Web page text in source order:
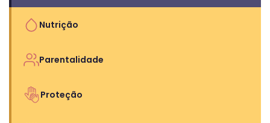
Nutrição
Parentalidade
Proteção